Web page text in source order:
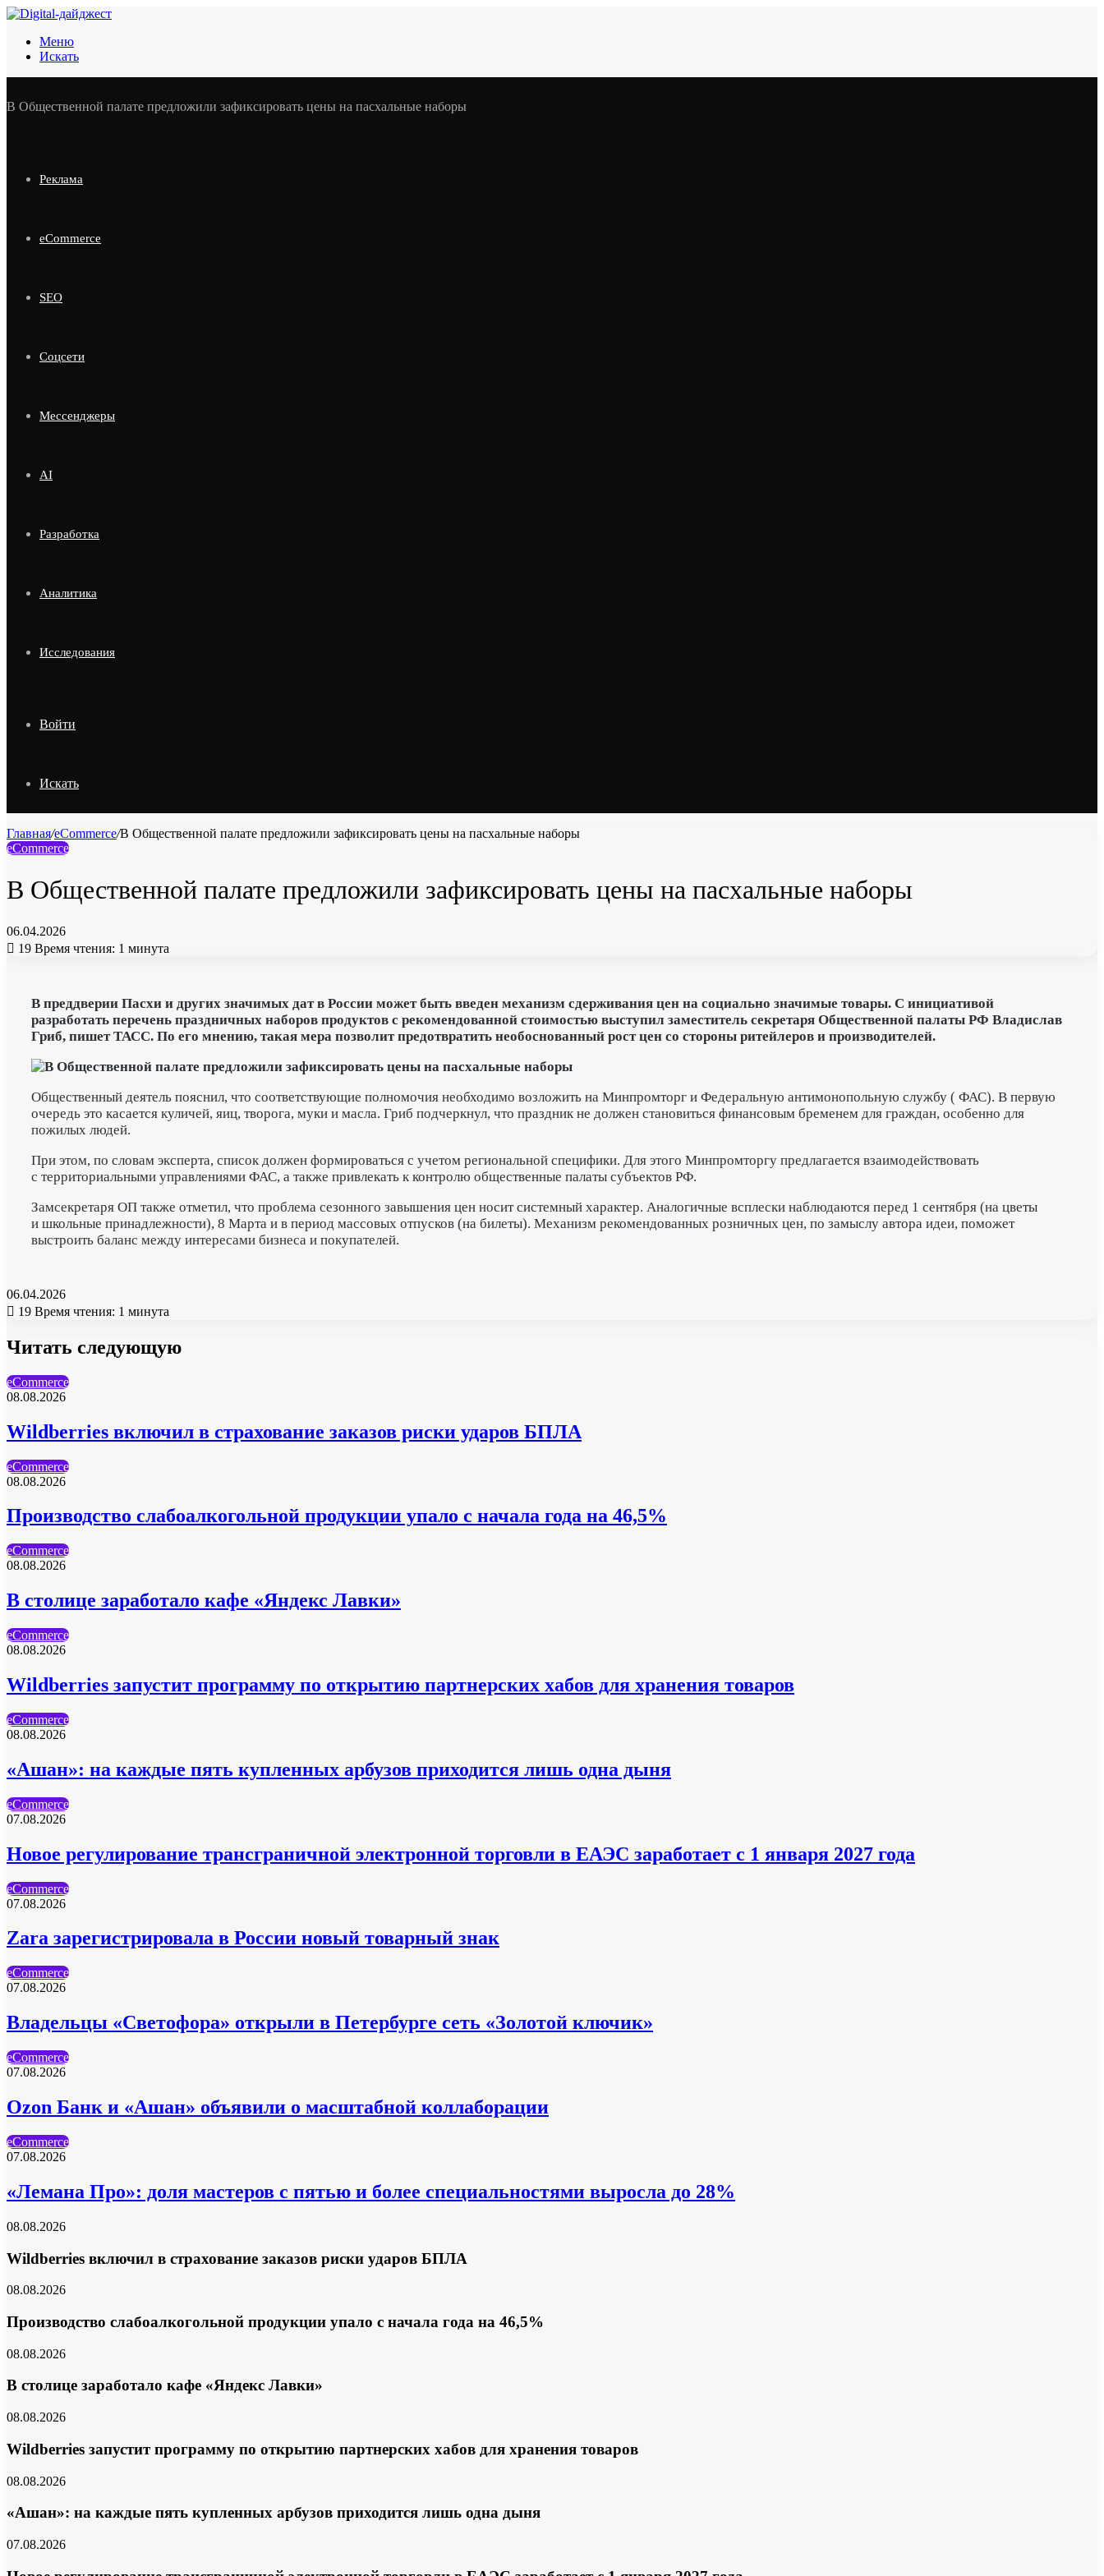
Меню
Искать
В Общественной палате предложили зафиксировать цены на пасхальные наборы
Реклама
eCommerce
SEO
Соцсети
Мессенджеры
AI
Разработка
Аналитика
Исследования
Войти
Искать
Главная/eCommerce/В Общественной палате предложили зафиксировать цены на пасхальные наборы
eCommerce
В Общественной палате предложили зафиксировать цены на пасхальные наборы
06.04.2026
19 Время чтения: 1 минута
В преддверии Пасхи и других значимых дат в России может быть введен механизм сдерживания цен на социально значимые товары. С инициативой
разработать перечень праздничных наборов продуктов с рекомендованной стоимостью выступил заместитель секретаря Общественной палаты РФ Владислав
Гриб, пишет ТАСС. По его мнению, такая мера позволит предотвратить необоснованный рост цен со стороны ритейлеров и производителей.
Общественный деятель пояснил, что соответствующие полномочия необходимо возложить на Минпромторг и Федеральную антимонопольную службу ( ФАС). В первую
очередь это касается куличей, яиц, творога, муки и масла. Гриб подчеркнул, что праздник не должен становиться финансовым бременем для граждан, особенно для
пожилых людей.
При этом, по словам эксперта, список должен формироваться с учетом региональной специфики. Для этого Минпромторгу предлагается взаимодействовать
с территориальными управлениями ФАС, а также привлекать к контролю общественные палаты субъектов РФ.
Замсекретаря ОП также отметил, что проблема сезонного завышения цен носит системный характер. Аналогичные всплески наблюдаются перед 1 сентября (на цветы
и школьные принадлежности), 8 Марта и в период массовых отпусков (на билеты). Механизм рекомендованных розничных цен, по замыслу автора идеи, поможет
выстроить баланс между интересами бизнеса и покупателей.
06.04.2026
19 Время чтения: 1 минута
Читать следующую
eCommerce
08.08.2026
Wildberries включил в страхование заказов риски ударов БПЛА
eCommerce
08.08.2026
Производство слабоалкогольной продукции упало с начала года на 46,5%
eCommerce
08.08.2026
В столице заработало кафе «Яндекс Лавки»
eCommerce
08.08.2026
Wildberries запустит программу по открытию партнерских хабов для хранения товаров
eCommerce
08.08.2026
«Ашан»: на каждые пять купленных арбузов приходится лишь одна дыня
eCommerce
07.08.2026
Новое регулирование трансграничной электронной торговли в ЕАЭС заработает с 1 января 2027 года
eCommerce
07.08.2026
Zara зарегистрировала в России новый товарный знак
eCommerce
07.08.2026
Владельцы «Светофора» открыли в Петербурге сеть «Золотой ключик»
eCommerce
07.08.2026
Ozon Банк и «Ашан» объявили о масштабной коллаборации
eCommerce
07.08.2026
«Лемана Про»: доля мастеров с пятью и более специальностями выросла до 28%
08.08.2026
Wildberries включил в страхование заказов риски ударов БПЛА
08.08.2026
Производство слабоалкогольной продукции упало с начала года на 46,5%
08.08.2026
В столице заработало кафе «Яндекс Лавки»
08.08.2026
Wildberries запустит программу по открытию партнерских хабов для хранения товаров
08.08.2026
«Ашан»: на каждые пять купленных арбузов приходится лишь одна дыня
07.08.2026